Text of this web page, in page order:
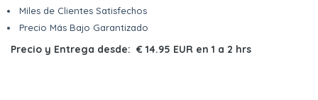
Miles de Clientes Satisfechos
Precio Más Bajo Garantizado
Precio y Entrega desde: € 14.95 EUR en 1 a 2 hrs